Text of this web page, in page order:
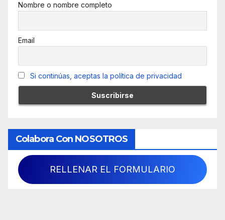
Nombre o nombre completo
Email
Si continúas, aceptas la política de privacidad
Colabora Con NOSOTROS
RELLENAR EL FORMULARIO